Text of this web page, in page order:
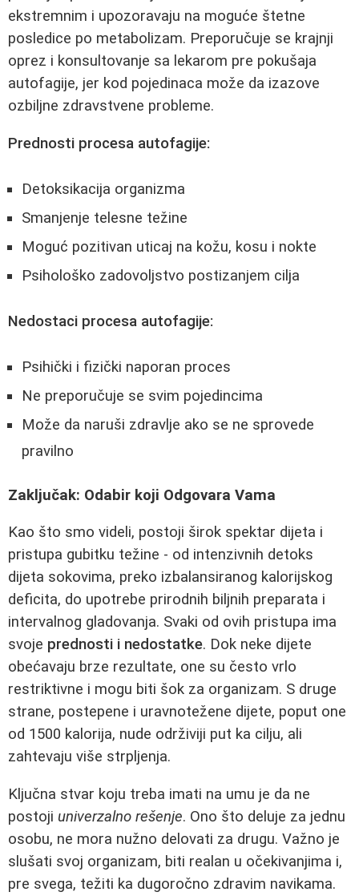
ekstremnim i upozoravaju na moguće štetne
posledice po metabolizam. Preporučuje se krajnji
oprez i konsultovanje sa lekarom pre pokušaja
autofagije, jer kod pojedinaca može da izazove
ozbiljne zdravstvene probleme.
Prednosti procesa autofagije:
Detoksikacija organizma
Smanjenje telesne težine
Moguć pozitivan uticaj na kožu, kosu i nokte
Psihološko zadovoljstvo postizanjem cilja
Nedostaci procesa autofagije:
Psihički i fizički naporan proces
Ne preporučuje se svim pojedincima
Može da naruši zdravlje ako se ne sprovede
pravilno
Zaključak: Odabir koji Odgovara Vama
Kao što smo videli, postoji širok spektar dijeta i
pristupa gubitku težine - od intenzivnih detoks
dijeta sokovima, preko izbalansiranog kalorijskog
deficita, do upotrebe prirodnih biljnih preparata i
intervalnog gladovanja. Svaki od ovih pristupa ima
svoje prednosti i nedostatke. Dok neke dijete
obećavaju brze rezultate, one su često vrlo
restriktivne i mogu biti šok za organizam. S druge
strane, postepene i uravnotežene dijete, poput one
od 1500 kalorija, nude održiviji put ka cilju, ali
zahtevaju više strpljenja.
Ključna stvar koju treba imati na umu je da ne
postoji univerzalno rešenje. Ono što deluje za jednu
osobu, ne mora nužno delovati za drugu. Važno je
slušati svoj organizam, biti realan u očekivanjima i,
pre svega, težiti ka dugoročno zdravim navikama.